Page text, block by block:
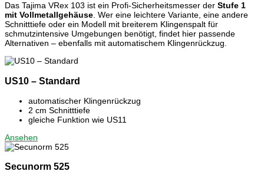
Das Tajima VRex 103 ist ein Profi-Sicherheitsmesser der Stufe 1
mit Vollmetallgehäuse. Wer eine leichtere Variante, eine andere
Schnitttiefe oder ein Modell mit breiterem Klingenspalt für
schmutzintensive Umgebungen benötigt, findet hier passende
Alternativen – ebenfalls mit automatischem Klingenrückzug.
US10 – Standard
automatischer Klingenrückzug
2 cm Schnitttiefe
gleiche Funktion wie US11
Ansehen
Secunorm 525